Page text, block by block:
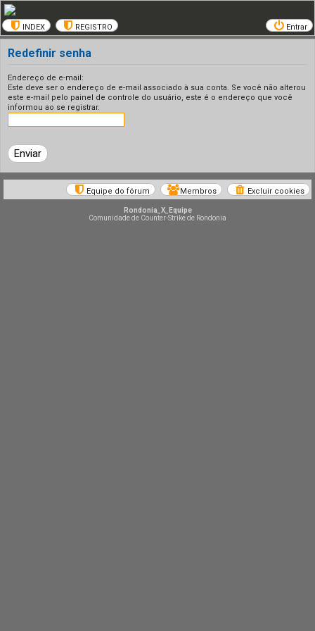
INDEX REGISTRO Entrar
Redefinir senha
Endereço de e-mail:
Este deve ser o endereço de e-mail associado à sua conta. Se você não alterou
este e-mail pelo painel de controle do usuário, este é o endereço que você
informou ao se registrar.
Excluir cookies
Membros
Equipe do fórum
Rondonia_X_Equipe
Comunidade de Counter-Strike de Rondonia